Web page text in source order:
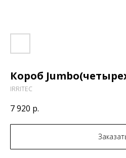
Короб
IRRITEC
7 920 р.